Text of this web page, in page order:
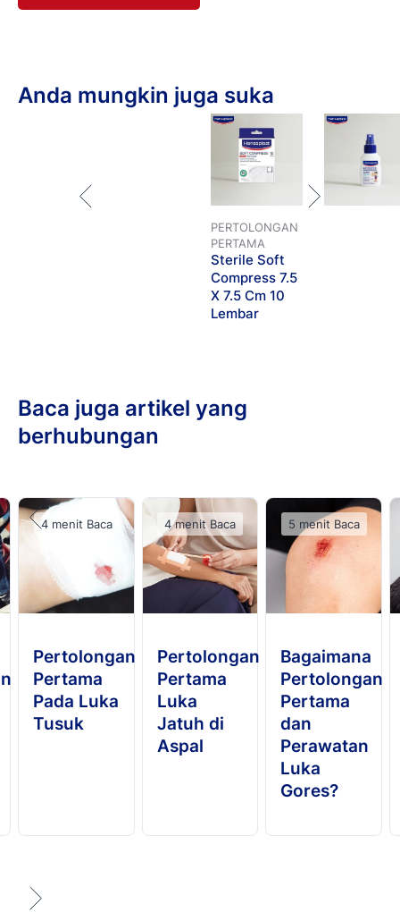
Anda mungkin juga suka
PERTOLONGAN
PERTAMA
Sterile Soft
Compress 7.5
X 7.5 Cm 10
Lembar
Baca juga artikel yang
berhubungan
Pertolongan
Pertama
Pada Luka
Tusuk
4 menit Baca
Pertolongan
Pertama
Luka
Jatuh di
Aspal
4 menit Baca
Bagaimana
Pertolongan
Pertama
dan
Perawatan
Luka
Gores?
5 menit Baca